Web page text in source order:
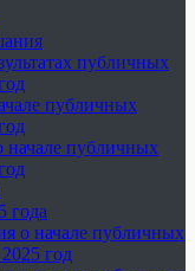
публичных
публичных
начале публичных
года
о начале публичных
год